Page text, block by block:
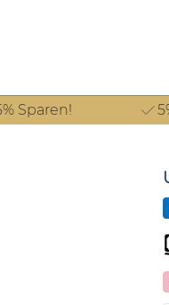
Sparen!